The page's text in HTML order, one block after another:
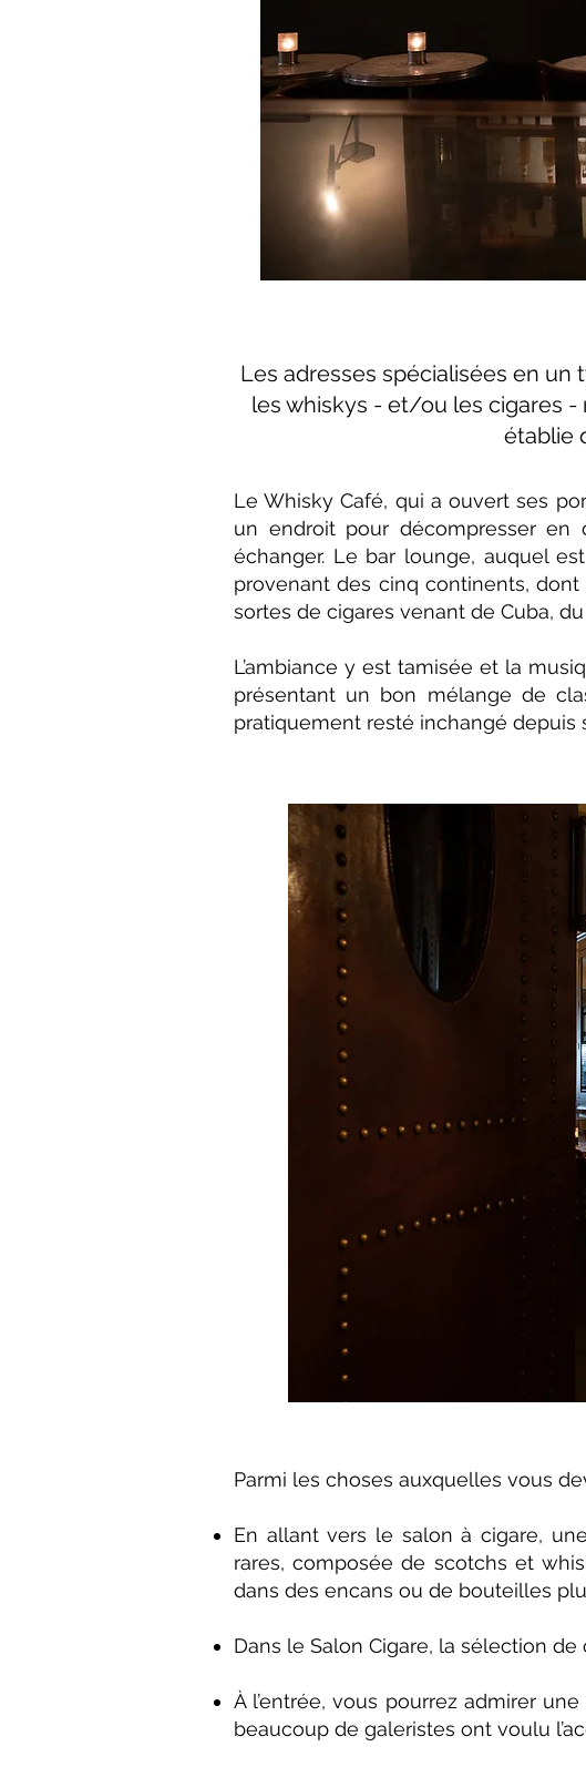
Les adresses spécialisées en
les whiskys - et/ou les cigares
établie
Le Whisky Café, qui a ouvert ses
un endroit pour décompresser en
échanger. Le bar lounge, auquel
provenant des cinq continents,
sortes de cigares venant de Cuba,
L’ambiance y est tamisée et la
présentant un bon mélange de
pratiquement resté inchangé depuis
Parmi les choses auxquelles vous
En allant vers le salon à cigare,
rares, composée de scotchs et
dans des encans ou de bouteilles
Dans le Salon Cigare, la sélection
À l’entrée, vous pourrez admirer
beaucoup de galeristes ont voulu